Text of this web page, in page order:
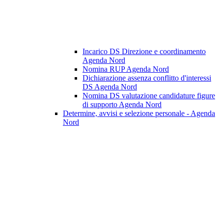
Incarico DS Direzione e coordinamento
Agenda Nord
Nomina RUP Agenda Nord
Dichiarazione assenza conflitto d'interessi
DS Agenda Nord
Nomina DS valutazione candidature figure
di supporto Agenda Nord
Determine, avvisi e selezione personale - Agenda
Nord